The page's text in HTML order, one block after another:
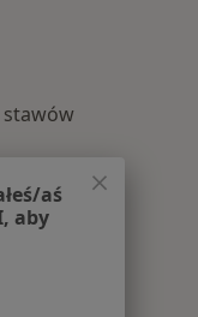
stawów
w Poznaniu
leczone
aś
aby